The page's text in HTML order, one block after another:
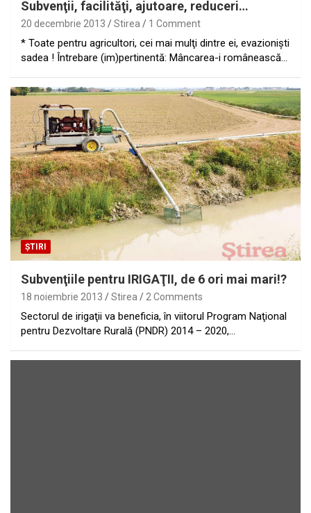
Subvenţii, facilităţi, ajutoare, reduceri…
20 decembrie 2013 Stirea 1 Comment
* Toate pentru agricultori, cei mai mulţi dintre ei, evazionişti
sadea ! Întrebare (im)pertinentă: Mâncarea-i românească…
ȘTIRI
Subvenţiile pentru IRIGAŢII, de 6 ori mai mari!?
18 noiembrie 2013 Stirea 2 Comments
Sectorul de irigaţii va beneficia, în viitorul Program Naţional
pentru Dezvoltare Rurală (PNDR) 2014 – 2020,…